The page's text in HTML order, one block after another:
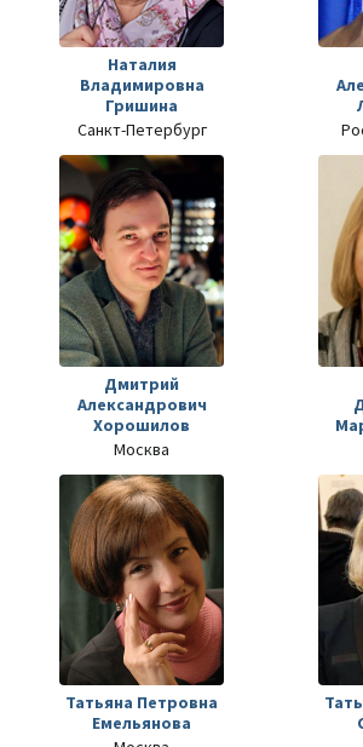
Наталия
Владимировна
Гришина
Санкт-Петербург
Дмитрий
Александрович
Хорошилов
Москва
Татьяна Петровна
Емельянова